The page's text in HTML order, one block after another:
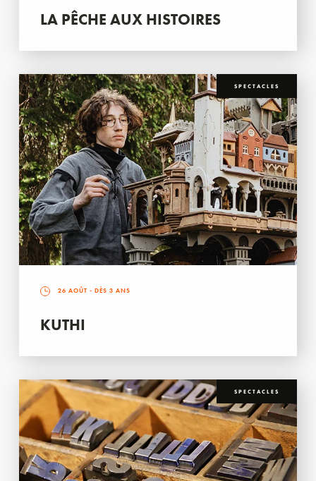
LA PÊCHE AUX HISTOIRES
SPECTACLES
26 AOÛT - DÈS 3 ANS
KUTHI
SPECTACLES